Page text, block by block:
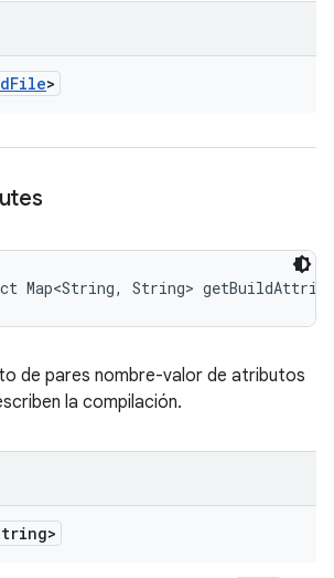
File>
Map<String, String>
de pares nombre-valor de atributos
la compilación.